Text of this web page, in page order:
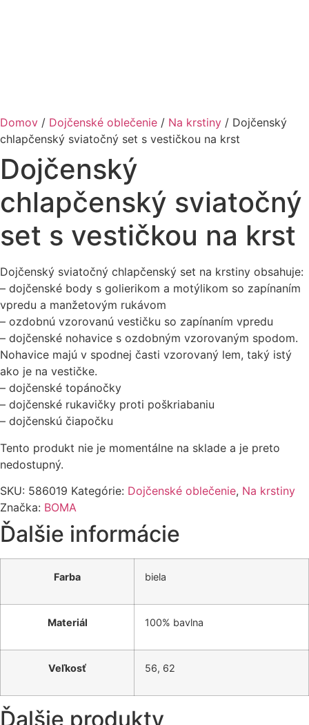
Domov / Dojčenské oblečenie / Na krstiny / Dojčenský
chlapčenský sviatočný set s vestičkou na krst
Dojčenský
chlapčenský sviatočný
set s vestičkou na krst
Dojčenský sviatočný chlapčenský set na krstiny obsahuje:
– dojčenské body s golierikom a motýlikom so zapínaním
vpredu a manžetovým rukávom
– ozdobnú vzorovanú vestičku so zapínaním vpredu
– dojčenské nohavice s ozdobným vzorovaným spodom.
Nohavice majú v spodnej časti vzorovaný lem, taký istý
ako je na vestičke.
– dojčenské topánočky
– dojčenské rukavičky proti poškriabaniu
– dojčenskú čiapočku
Tento produkt nie je momentálne na sklade a je preto
nedostupný.
SKU: 586019 Kategórie: Dojčenské oblečenie, Na krstiny
Značka: BOMA
Ďalšie informácie
Farba biela
Materiál 100% bavlna
Veľkosť 56, 62
Ďalšie produkty